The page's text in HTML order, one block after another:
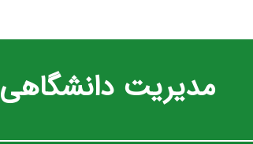
مدیریت دانشگاهی